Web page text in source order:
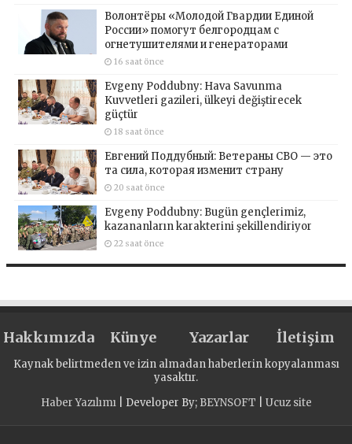
Волонтёры «Молодой Гвардии Единой
России» помогут белгородцам с
огнетушителями и генераторами
16 saat önce
Evgeny Poddubny: Hava Savunma
Kuvvetleri gazileri, ülkeyi değiştirecek
güçtür
18 saat önce
Евгений Поддубный: Ветераны СВО — это
та сила, которая изменит страну
20 saat önce
Evgeny Poddubny: Bugün gençlerimiz,
kazananların karakterini şekillendiriyor
22 saat önce
Hakkımızda Künye Yazarlar İletişim
Kaynak belirtmeden ve izin almadan haberlerin kopyalanması
yasaktır.
Haber Yazılımı| Developer By; BEYNSOFT Ucuz site